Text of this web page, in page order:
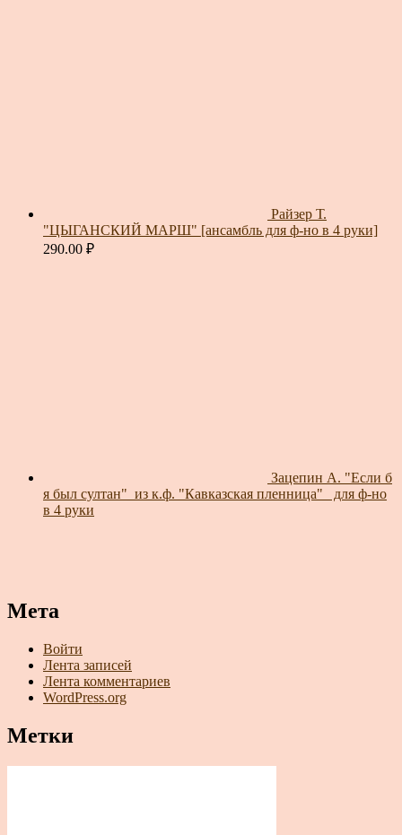
Райзер Т.
"ЦЫГАНСКИЙ МАРШ" [ансамбль для ф-но в 4 руки]
290.00 ₽
Зацепин А. "Если б
я был султан"_из к.ф. "Кавказская пленница"_ для ф-но
в 4 руки
Мета
Войти
Лента записей
Лента комментариев
WordPress.org
Метки